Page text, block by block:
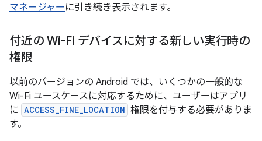
マネージャー に引き続き表示されます。
付近の Wi-Fi デバイスに対する新しい実行時の
権限
以前のバージョンの Android では、いくつかの一般的な
Wi-Fi ユースケースに対応するために、ユーザーはアプリ
に ACCESS_FINE_LOCATION 権限を付与する必要がありま
す。